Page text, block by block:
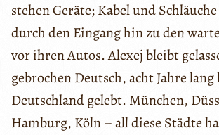
stehen Geräte; Kabel und
durch den Eingang hin zu den
vor ihren Autos. Alexej bleibt
gebrochen Deutsch, acht Jahre
Deutschland gelebt. München,
Hamburg, Köln – all diese Städte